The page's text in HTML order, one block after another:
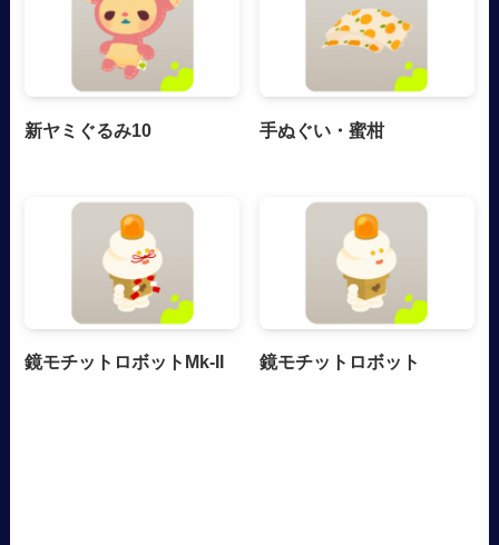
新ヤミぐるみ10 手ぬぐい・蜜柑
鏡モチットロボットMk-II 鏡モチットロボット